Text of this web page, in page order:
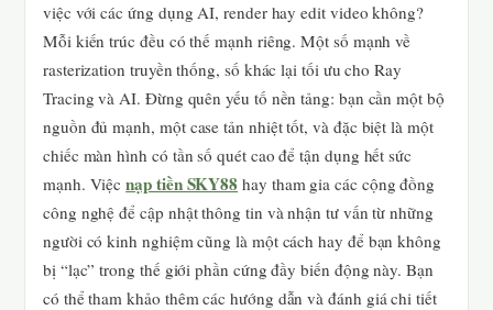
việc với các ứng dụng AI, render hay edit video không?
Mỗi kiến trúc đều có thế mạnh riêng. Một số mạnh về
rasterization truyền thống, số khác lại tối ưu cho Ray
Tracing và AI. Đừng quên yếu tố nền tảng: bạn cần một bộ
nguồn đủ mạnh, một case tản nhiệt tốt, và đặc biệt là một
chiếc màn hình có tần số quét cao để tận dụng hết sức
mạnh. Việcnạp tiền SKY88 hay tham gia các cộng đồng
công nghệ để cập nhật thông tin và nhận tư vấn từ những
người có kinh nghiệm cũng là một cách hay để bạn không
bị “lạc” trong thế giới phần cứng đầy biến động này. Bạn
có thể tham khảo thêm các hướng dẫn và đánh giá chi tiết